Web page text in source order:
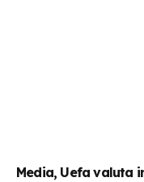
Media, Uefa valuta